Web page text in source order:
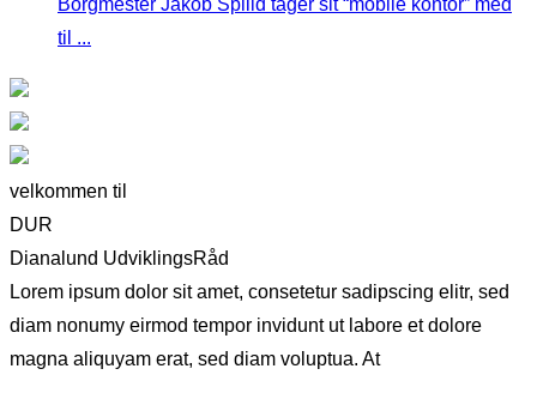
til ...
velkommen til
DUR
Dianalund UdviklingsRåd
Lorem ipsum dolor sit amet, consetetur sadipscing elitr, sed
diam nonumy eirmod tempor invidunt ut labore et dolore
magna aliquyam erat, sed diam voluptua. At